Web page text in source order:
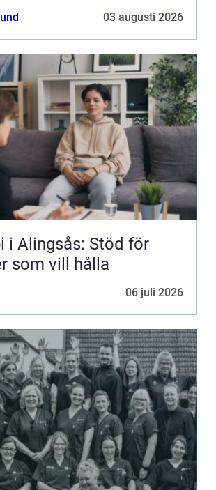
03 augusti 2026
i Alingsås: Stöd för
som vill hålla
06 juli 2026